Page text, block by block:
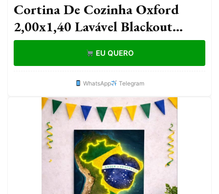
Cortina De Cozinha Oxford
2,00x1,40 Lavável Blackout
Moderna Lisa Com Ilhós Para
Janela E Vitrô EU QUERO
WhatsApp Telegram